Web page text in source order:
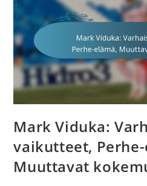
Mark Viduka:
vaikutteet,
Muuttavat